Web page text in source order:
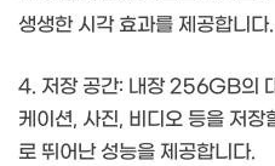
생생한 시각 효과를 제공합니다.
4. 저장 공간: 내장 256GB의
케이션, 사진, 비디오 등을 저
로 뛰어난 성능을 제공합니다.